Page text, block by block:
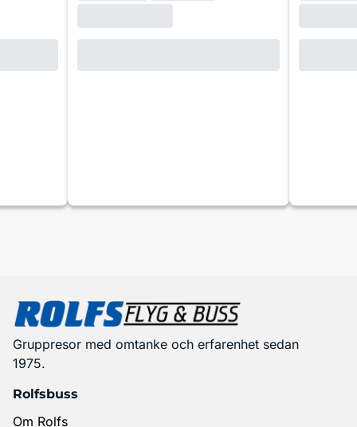
Gruppresor med omtanke och erfarenhet sedan
1975.
Rolfsbuss
Om Rolfs